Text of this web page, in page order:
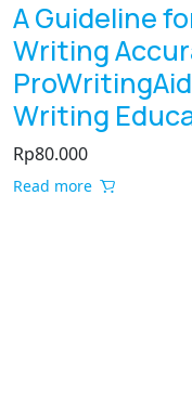
A Guideline
Writing
Writing
Rp80.000
Read more